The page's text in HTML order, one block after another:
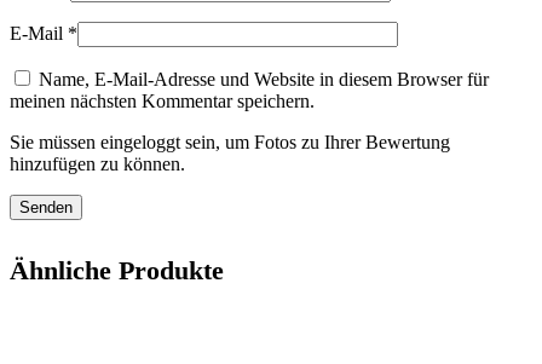
E-Mail *
Name, E-Mail-Adresse und Website in diesem Browser für
meinen nächsten Kommentar speichern.
Sie müssen eingeloggt sein, um Fotos zu Ihrer Bewertung
hinzufügen zu können.
Ähnliche Produkte